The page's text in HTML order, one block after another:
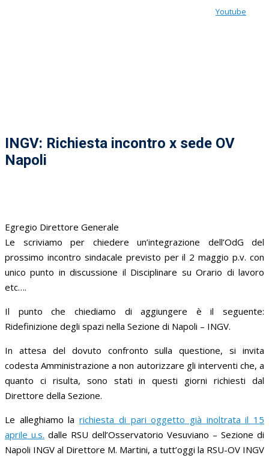
Youtube
INGV: Richiesta incontro x sede OV
Napoli
Egregio Direttore Generale
Le scriviamo per chiedere un’integrazione dell’OdG del
prossimo incontro sindacale previsto per il 2 maggio p.v. con
unico punto in discussione il Disciplinare su Orario di lavoro
etc….
Il punto che chiediamo di aggiungere è il seguente:
Ridefinizione degli spazi nella Sezione di Napoli – INGV.
In attesa del dovuto confronto sulla questione, si invita
codesta Amministrazione a non autorizzare gli interventi che, a
quanto ci risulta, sono stati in questi giorni richiesti dal
Direttore della Sezione.
Le alleghiamo larichiesta di pari oggetto già inoltrata il 15
aprile u.s. dalle RSU dell’Osservatorio Vesuviano – Sezione di
Napoli INGV al Direttore M. Martini, a tutt’oggi la RSU-OV INGV